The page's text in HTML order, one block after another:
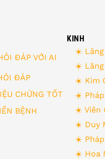
ĐÁP VỚI AI
ĐÁP
CHỨNG TỐT
BỆNH
KINH
☀️ Lăng
☀️ Lăng
☀️ Kim
☀️
☀️ Viên
☀️ Duy
☀️
☀️ Hoa